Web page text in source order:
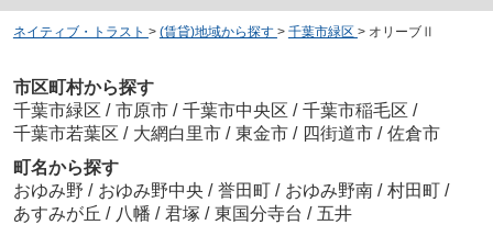
ネイティブ・トラスト > (賃貸)地域から探す > 千葉市緑区 > オリーブⅡ
市区町村から探す
千葉市緑区 / 市原市 / 千葉市中央区 / 千葉市稲毛区 /
千葉市若葉区 / 大網白里市 / 東金市 / 四街道市 / 佐倉市
町名から探す
おゆみ野 / おゆみ野中央 / 誉田町 / おゆみ野南 / 村田町 /
あすみが丘 / 八幡 / 君塚 / 東国分寺台 / 五井